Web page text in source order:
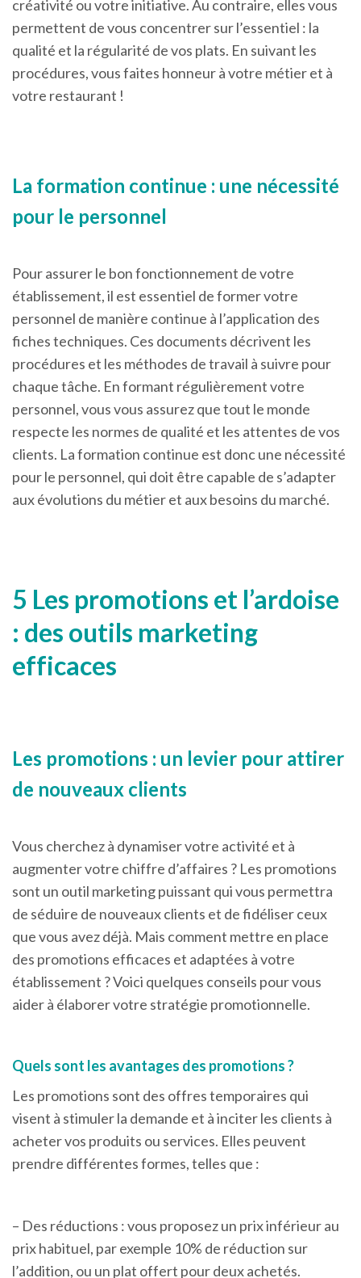
créativité ou votre initiative. Au contraire, elles vous
permettent de vous concentrer sur l’essentiel : la
qualité et la régularité de vos plats. En suivant les
procédures, vous faites honneur à votre métier et à
votre restaurant !
La formation continue : une nécessité
pour le personnel
Pour assurer le bon fonctionnement de votre
établissement, il est essentiel de former votre
personnel de manière continue à l’application des
fiches techniques. Ces documents décrivent les
procédures et les méthodes de travail à suivre pour
chaque tâche. En formant régulièrement votre
personnel, vous vous assurez que tout le monde
respecte les normes de qualité et les attentes de vos
clients. La formation continue est donc une nécessité
pour le personnel, qui doit être capable de s’adapter
aux évolutions du métier et aux besoins du marché.
5 Les promotions et l’ardoise
: des outils marketing
efficaces
Les promotions : un levier pour attirer
de nouveaux clients
Vous cherchez à dynamiser votre activité et à
augmenter votre chiffre d’affaires ? Les promotions
sont un outil marketing puissant qui vous permettra
de séduire de nouveaux clients et de fidéliser ceux
que vous avez déjà. Mais comment mettre en place
des promotions efficaces et adaptées à votre
établissement ? Voici quelques conseils pour vous
aider à élaborer votre stratégie promotionnelle.
Quels sont les avantages des promotions ?
Les promotions sont des offres temporaires qui
visent à stimuler la demande et à inciter les clients à
acheter vos produits ou services. Elles peuvent
prendre différentes formes, telles que :
– Des réductions : vous proposez un prix inférieur au
prix habituel, par exemple 10% de réduction sur
l’addition, ou un plat offert pour deux achetés.